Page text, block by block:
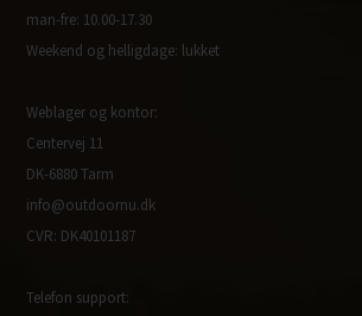
man-fre: 10.00-17.30
Weekend og helligdage: lukket
Weblager og kontor:
Centervej 11
DK-6880 Tarm
info@outdoornu.dk
CVR: DK40101187
Telefon support: